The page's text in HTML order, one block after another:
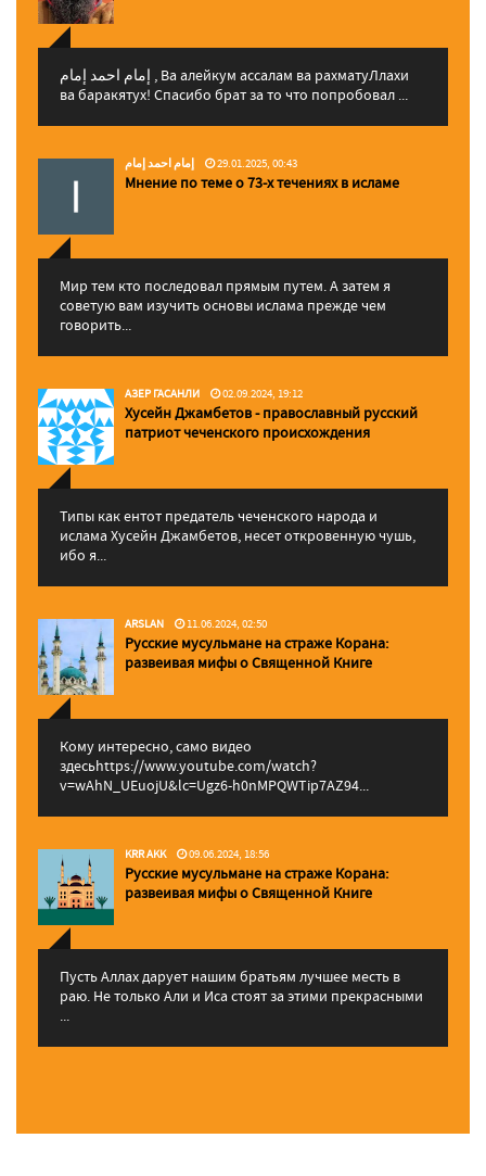
إمام احمد إمام , Ва алейкум ассалам ва рахматуЛлахи
ва баракятух! Спасибо брат за то что попробовал ...
إمام احمد إمام 29.01.2025, 00:43
Мнение по теме о 73-х течениях в исламе
Мир тем кто последовал прямым путем. А затем я
советую вам изучить основы ислама прежде чем
говорить...
АЗЕР ГАСАНЛИ 02.09.2024, 19:12
Хусейн Джамбетов - православный русский
патриот чеченского происхождения
Типы как ентот предатель чеченского народа и
ислама Хусейн Джамбетов, несет откровенную чушь,
ибо я...
ARSLAN 11.06.2024, 02:50
Русские мусульмане на страже Корана:
pазвеивая мифы о Священной Книге
Кому интересно, само видео
здесьhttps://www.youtube.com/watch?
v=wAhN_UEuojU&lc=Ugz6-h0nMPQWTip7AZ94...
KRR AKK 09.06.2024, 18:56
Русские мусульмане на страже Корана:
pазвеивая мифы о Священной Книге
Пусть Аллах дарует нашим братьям лучшее месть в
раю. Не только Али и Иса стоят за этими прекрасными
...